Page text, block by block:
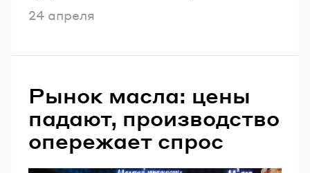
Опубликовано
24 апреля
Рынок масла: цены
падают, производство
опережает спрос